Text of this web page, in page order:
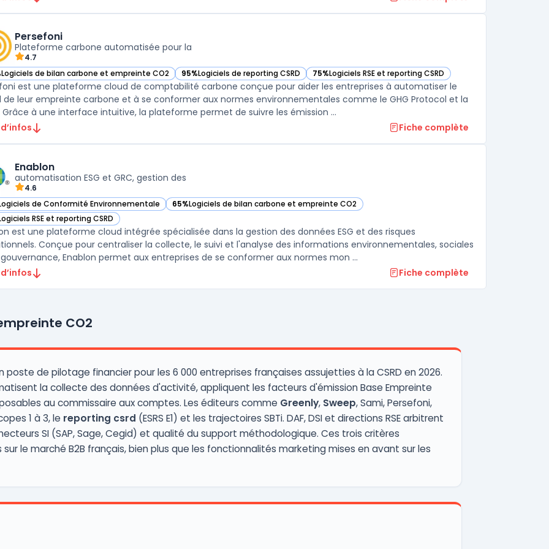
Persefoni
Plateforme carbone automatisée pour la
4.7
Logiciels de bilan carbone et empreinte CO2
Persefoni dans cette catégorie 95%Logiciels de reporting CSRD
— voir Persefoni dans cette catégorie
75%Logiciels RSE et reporting CSRD
— voir Persefoni dans cette catégorie
est une plateforme cloud de comptabilité carbone conçue pour aider les entreprises à automatiser le
de leur empreinte carbone et à se conformer aux normes environnementales comme le GHG Protocol et la
Grâce à une interface intuitive, la plateforme permet de suivre les émission ...
Fiche complète
Enablon
automatisation ESG et GRC, gestion des
4.6
de Conformité Environnementale
Enablon dans cette catégorie 65%Logiciels de bilan carbone et empreinte CO2
— voir Enablon dans cette catégorie
RSE et reporting CSRD
Enablon dans cette catégorie
est une plateforme cloud intégrée spécialisée dans la gestion des données ESG et des risques
Conçue pour centraliser la collecte, le suivi et l'analyse des informations environnementales, sociales
Enablon permet aux entreprises de se conformer aux normes mon ...
Fiche complète
CO2
poste de pilotage financier pour les 6 000 entreprises françaises assujetties à la CSRD en 2026.
la collecte des données d'activité, appliquent les facteurs d'émission Base Empreinte
au commissaire aux comptes. Les éditeurs comme Greenly, Sweep, Sami, Persefoni,
1 à 3, le reporting csrd (ESRS E1) et les trajectoires SBTi. DAF, DSI et directions RSE arbitrent
SI (SAP, Sage, Cegid) et qualité du support méthodologique. Ces trois critères
le marché B2B français, bien plus que les fonctionnalités marketing mises en avant sur les